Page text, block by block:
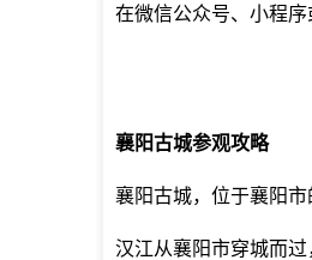
在微信公众号、小程序
襄阳古城参观攻略
襄阳古城，位于襄阳市
汉江从襄阳市穿城而